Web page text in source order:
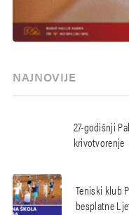
NAJNOVIJE
27-godišnji
krivotvorenje
Teniski klub
besplatne